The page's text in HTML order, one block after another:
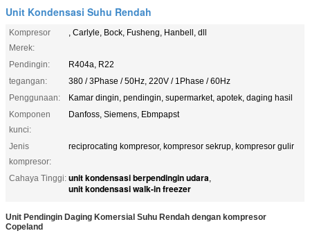
Unit Kondensasi Suhu Rendah
Kompresor
Merek:
, Carlyle, Bock, Fusheng, Hanbell, dll
Pendingin:
R404a, R22
tegangan:
380 / 3Phase / 50Hz, 220V / 1Phase / 60Hz
Penggunaan:
Kamar dingin, pendingin, supermarket, apotek, daging hasil
Komponen
kunci:
Danfoss, Siemens, Ebmpapst
Jenis
kompresor:
reciprocating kompresor, kompresor sekrup, kompresor gulir
Cahaya Tinggi: unit kondensasi berpendingin udara,
unit kondensasi walk-in freezer
Unit Pendingin Daging Komersial Suhu Rendah dengan kompresor
Copeland